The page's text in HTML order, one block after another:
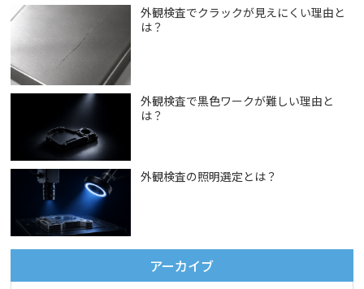
外観検査でクラックが見えにくい理由と
は？
外観検査で黒色ワークが難しい理由と
は？
外観検査の照明選定とは？
アーカイブ